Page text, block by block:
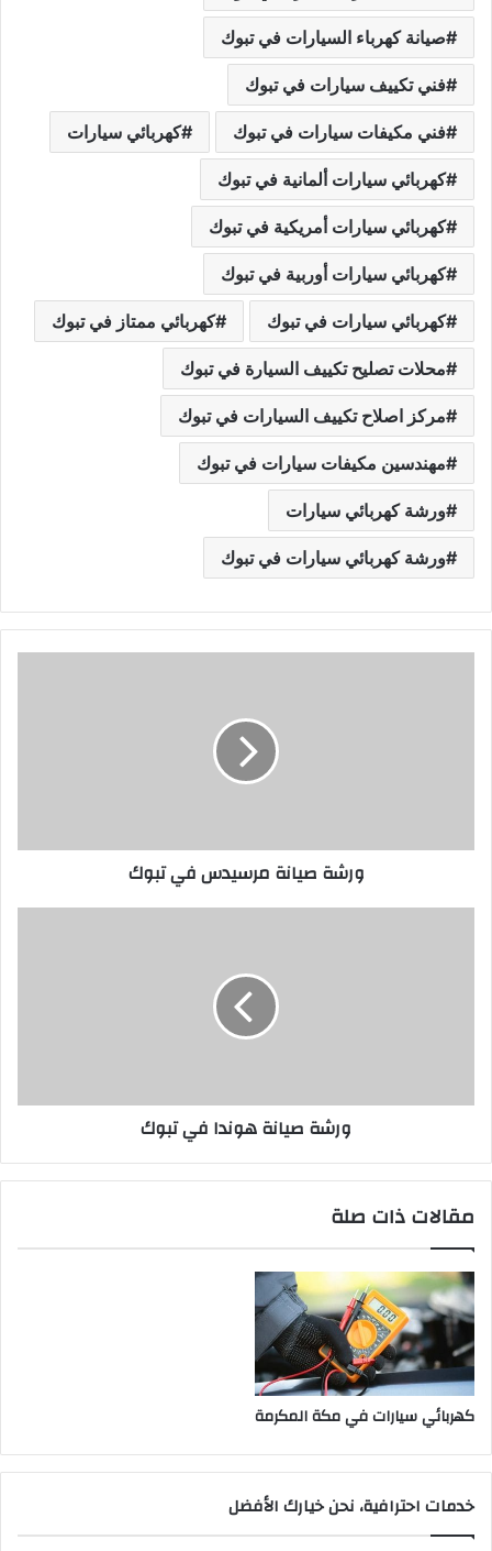
صيانة كهرباء السيارات في تبوك
فني تكييف سيارات في تبوك
فني مكيفات سيارات في تبوك كهربائي سيارات
كهربائي سيارات ألمانية في تبوك
كهربائي سيارات أمريكية في تبوك
كهربائي سيارات أوربية في تبوك
كهربائي سيارات في تبوك كهربائي ممتاز في تبوك
محلات تصليح تكييف السيارة في تبوك
مركز اصلاح تكييف السيارات في تبوك
مهندسين مكيفات سيارات في تبوك
ورشة كهربائي سيارات
ورشة كهربائي سيارات في تبوك
ورشة صيانة مرسيدس في تبوك
ورشة صيانة هوندا في تبوك
مقالات ذات صلة
كهربائي سيارات في مكة المكرمة
خدمات احترافية، نحن خيارك الأفضل